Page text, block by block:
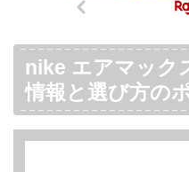
nike エアマック
情報と選び方の